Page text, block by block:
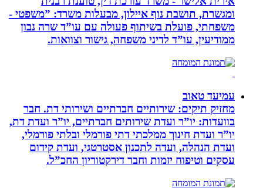
ומגשרת, תושבת נוף איילון, מבעלות משרד: ”משפטי -
משפחתי, פועלת בשיתוף פעולה עם עו”ד שרה נבון
ממודיעין, עו”ד לדיני משפחה, גישור וצוואות.
עמיעד טאוב
מחזיק תיקים: שירותיים חברתיים ושירותי דת. חבר
בוועדות: יו”ר ועדת שירותים חברתיים, יו”ר ועדת דת,
יו”ר ועדת חינוך ממלכתי דתי פורמלי ובלתי פורמלי,
ועדת הנהלה, ועדה לתכנון אסטרטגי, ועדת קידום
עסקים וטיפוח יזמות וחבר דירקטוריון החכ”ל.